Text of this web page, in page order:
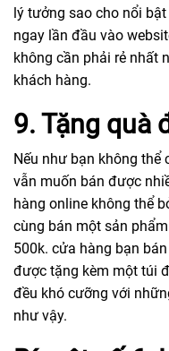
lý tưởng sao cho nổi
ngay lần đầu vào
không cần phải rẻ nhất
khách hàng.
9. Tặng quà
Nếu như bạn không thể
vẫn muốn bán được
hàng online không thể
cùng bán một sản
500k. cửa hàng bạn
được tặng kèm một túi
đều khó cưỡng với
như vậy.